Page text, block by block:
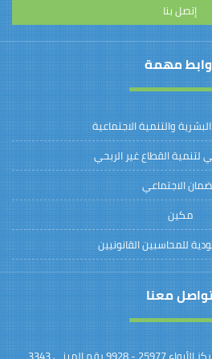
إتصل بنا
مهمة
والتنمية الاجتماعية
لتنمية القطاع غير الربحي
الاجتماعي
مكين
للمحاسبين القانونيين
معنا